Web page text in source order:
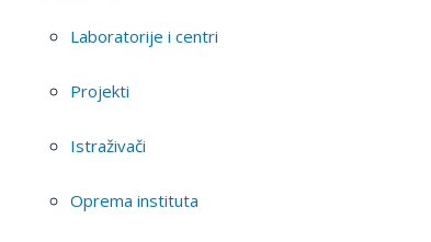
Laboratorije i centri
Projekti
Istraživači
Oprema instituta